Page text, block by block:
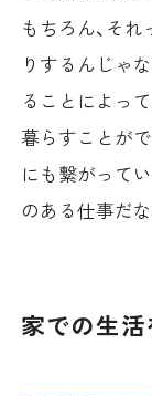
もちろん、そ
りするんじゃ
ることによっ
暮らすことが
にも繋がって
のある仕事だな
家での生